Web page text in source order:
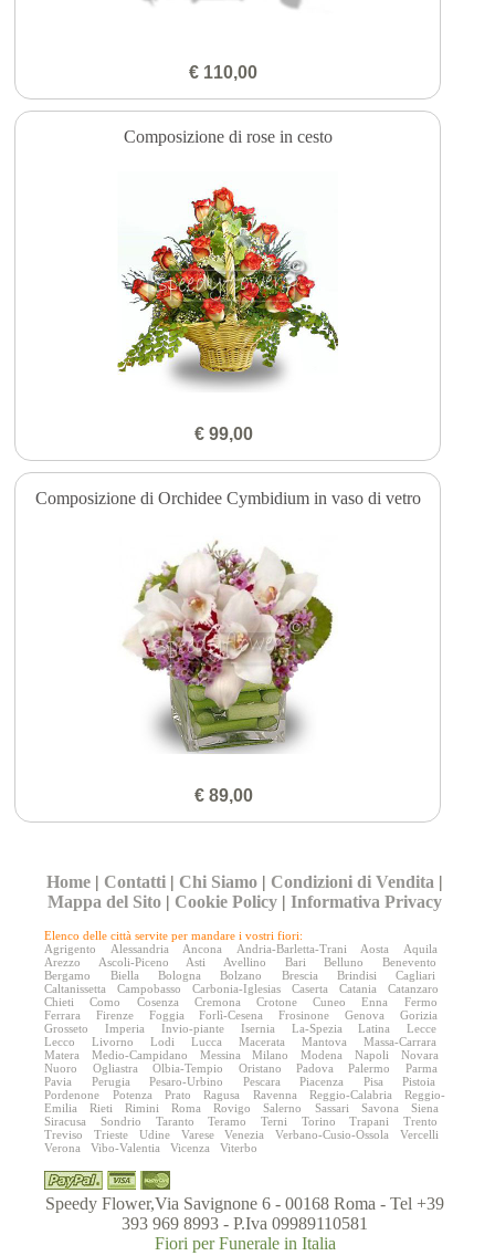
€ 110,00
Composizione di rose in cesto
€ 99,00
Composizione di Orchidee Cymbidium in vaso di vetro
€ 89,00
Home | Contatti | Chi Siamo | Condizioni di Vendita |
Mappa del Sito | Cookie Policy |Informativa Privacy
Elenco delle città servite per mandare i vostri fiori:
Agrigento
Alessandria Ancona Andria-Barletta-Trani Aosta
Aquila
Arezzo
Ascoli-Piceno Asti Avellino Bari Belluno
Benevento
Bergamo
Biella Bologna Bolzano Brescia Brindisi
Cagliari
Caltanissetta
Campobasso Carbonia-Iglesias Caserta Catania
Catanzaro
Chieti
Como Cosenza Cremona Crotone Cuneo Enna
Fermo
Ferrara
Firenze Foggia Forlì-Cesena Frosinone Genova
Gorizia
Grosseto
Imperia Invio-piante Isernia La-Spezia Latina
Lecce
Lecco
Livorno Lodi Lucca Macerata Mantova
Massa-Carrara
Matera
Medio-Campidano Messina Milano Modena Napoli
Novara
Nuoro
Ogliastra Olbia-Tempio Oristano Padova Palermo
Parma
Pavia
Perugia Pesaro-Urbino Pescara Piacenza Pisa
Pistoia
Pordenone
Potenza Prato Ragusa Ravenna Reggio-Calabria
Reggio-
Emilia
Rieti Rimini Roma Rovigo Salerno Sassari Savona
Siena
Siracusa
Sondrio Taranto Teramo Terni Torino Trapani
Trento
Treviso
Trieste Udine Varese Venezia Verbano-Cusio-Ossola
Vercelli
Verona
Vibo-Valentia Vicenza Viterbo
Speedy Flower,Via Savignone 6 - 00168 Roma - Tel +39
393 969 8993 - P.Iva 09989110581
Fiori per Funerale in Italia